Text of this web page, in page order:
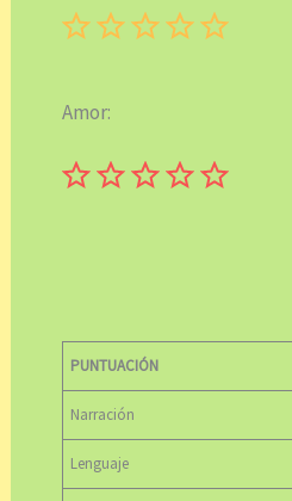
Amor:
PUNTUACIÓN
Narración
Lenguaje